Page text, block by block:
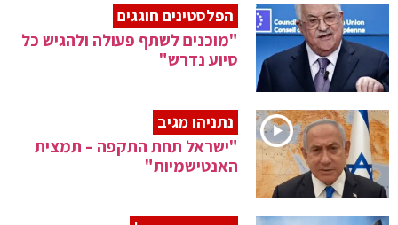
הפלסטינים חוגגים
"מוכנים לשתף פעולה ולהגיש כל
סיוע נדרש"
נתניהו מגיב
"ישראל תחת התקפה – תמצית
האנטישמיות"